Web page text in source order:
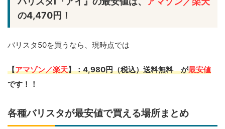
の4,470円！
バリスタ50を買うなら、現時点では
【アマゾン／楽天】：4,980円（税込）送料無料 が最安値
です！！
各種バリスタが最安値で買える場所まとめ